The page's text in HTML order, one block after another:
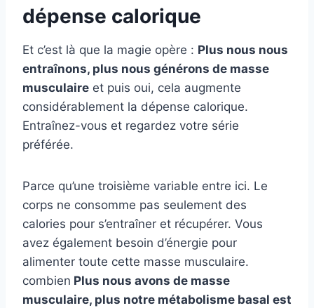
dépense calorique
Et c’est là que la magie opère : Plus nous nous
entraînons, plus nous générons de masse
musculaire et puis oui, cela augmente
considérablement la dépense calorique.
Entraînez-vous et regardez votre série
préférée.
Parce qu’une troisième variable entre ici. Le
corps ne consomme pas seulement des
calories pour s’entraîner et récupérer. Vous
avez également besoin d’énergie pour
alimenter toute cette masse musculaire.
combien Plus nous avons de masse
musculaire, plus notre métabolisme basal est